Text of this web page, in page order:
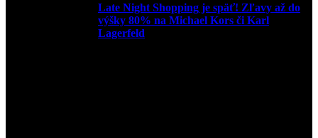
Late Night Shopping je späť! Zľavy až do
výšky 80% na Michael Kors či Karl
Lagerfeld